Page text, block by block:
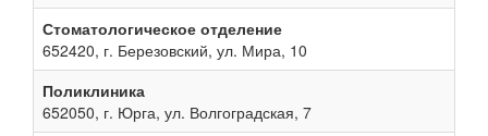
Стоматологическое отделение
652420, г. Березовский, ул. Мира, 10
Поликлиника
652050, г. Юрга, ул. Волгоградская, 7